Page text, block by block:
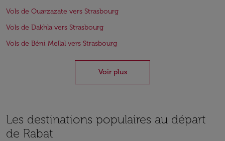
Vols de Ouarzazate vers Strasbourg
Vols de Dakhla vers Strasbourg
Vols de Béni Mellal vers Strasbourg
Voir plus
Les destinations populaires au départ
de Rabat